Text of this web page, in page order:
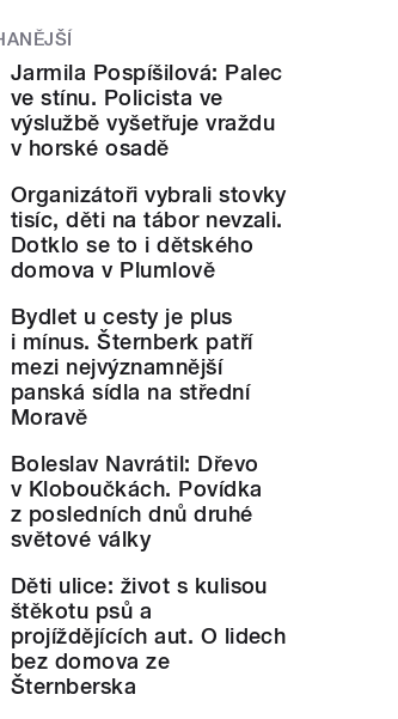
Jarmila Pospíšilová: Palec
ve stínu. Policista ve
výslužbě vyšetřuje vraždu
v horské osadě
Organizátoři vybrali stovky
tisíc, děti na tábor nevzali.
Dotklo se to i dětského
domova v Plumlově
Bydlet u cesty je plus
i mínus. Šternberk patří
mezi nejvýznamnější
panská sídla na střední
Moravě
Boleslav Navrátil: Dřevo
v Kloboučkách. Povídka
z posledních dnů druhé
světové války
Děti ulice: život s kulisou
štěkotu psů a
projíždějících aut. O lidech
bez domova ze
Šternberska